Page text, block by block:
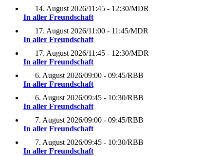
14. August 2026/11:45 - 12:30/MDR
In aller Freundschaft
17. August 2026/11:00 - 11:45/MDR
In aller Freundschaft
17. August 2026/11:45 - 12:30/MDR
In aller Freundschaft
6. August 2026/09:00 - 09:45/RBB
In aller Freundschaft
6. August 2026/09:45 - 10:30/RBB
In aller Freundschaft
7. August 2026/09:00 - 09:45/RBB
In aller Freundschaft
7. August 2026/09:45 - 10:30/RBB
In aller Freundschaft